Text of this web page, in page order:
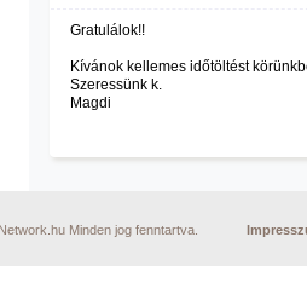
Gratulálok!!
Kívánok kellemes időtöltést
Szeressünk k.
Magdi
Minden jog fenntartva.